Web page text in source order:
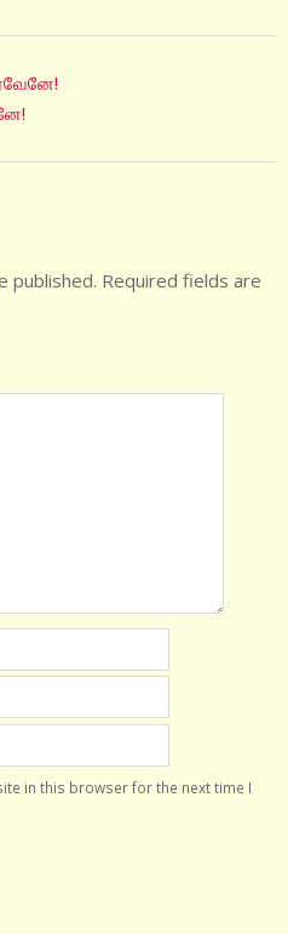
published. Required fields are
in this browser for the next time I